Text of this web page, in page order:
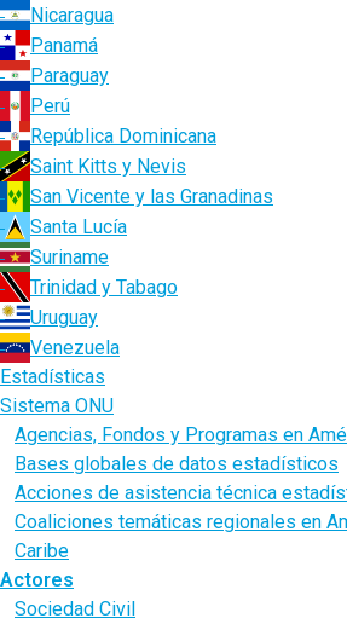
Nicaragua
Panamá
Paraguay
Perú
República Dominicana
Saint Kitts y Nevis
San Vicente y las Granadinas
Santa Lucía
Suriname
Trinidad y Tabago
Uruguay
Venezuela
Estadísticas
Sistema ONU
Agencias, Fondos y Programas en
Bases globales de datos estadísticos
Acciones de asistencia técnica
Coaliciones temáticas regionales en
Caribe
Actores
Sociedad Civil